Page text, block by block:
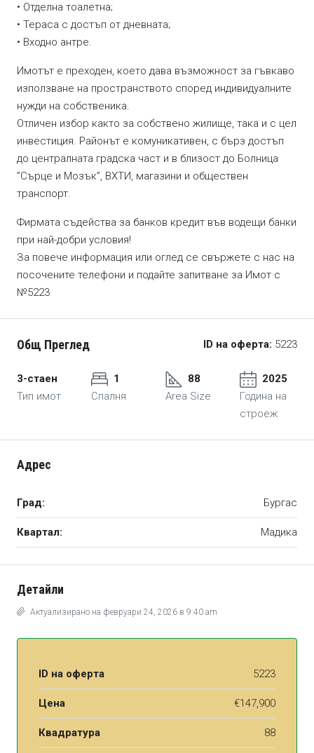
• Отделна тоалетна;
• Тераса с достъп от дневната;
• Входно антре.
Имотът е преходен, което дава възможност за гъвкаво
използване на пространството според индивидуалните
нужди на собственика.
Отличен избор както за собствено жилище, така и с цел
инвестиция. Районът е комуникативен, с бърз достъп
до централната градска част и в близост до Болница
”Сърце и Мозък”, ВХТИ, магазини и обществен
транспорт.
Фирмата съдейства за банков кредит във водещи банки
при най-добри условия!
За повече информация или оглед се свържете с нас на
посочените телефони и подайте запитване за Имот с
№5223
Общ Преглед ID на оферта: 5223
3-стаен
Тип имот
1
Спалня
88
Area Size
2025
Година на
строеж
Адрес
Град: Бургас
Квартал: Мадика
Детайли
Актуализирано на февруари 24, 2026 в 9:40 am
ID на оферта 5223
Цена €147,900
Квадратура 88